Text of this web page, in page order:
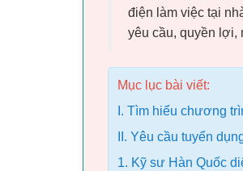
điện làm việc tại
yêu cầu, quyền lợi,
Mục lục bài viết:
I. Tìm hiểu chương
II. Yêu cầu tuyển
1. Kỹ sư Hàn Quốc